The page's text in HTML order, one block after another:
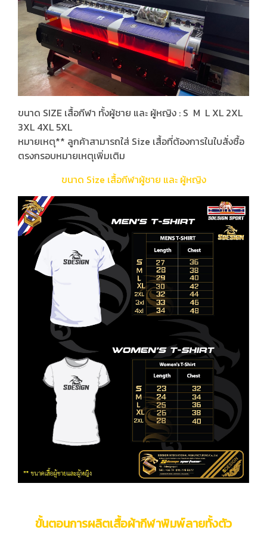
ขนาด SIZE เสื้อกีฬา ทั้งผู้ชาย และ ผู้หญิง : S M L XL 2XL
3XL 4XL 5XL
หมายเหตุ** ลูกค้าสามารถใส่ Size เสื้อที่ต้องการในใบสั่งซื้อ
ตรงกรอบหมายเหตุเพิ่มเติม
ขนาด Size เสื้อกีฬาผู้ชาย และ ผู้หญิง
ขั้นตอนการผลิตเสื้อผ้ากีฬาพิมพ์ลายทั้งตัว